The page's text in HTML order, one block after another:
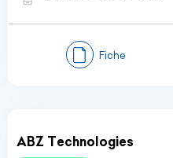
Fiche
ABZ Technologies